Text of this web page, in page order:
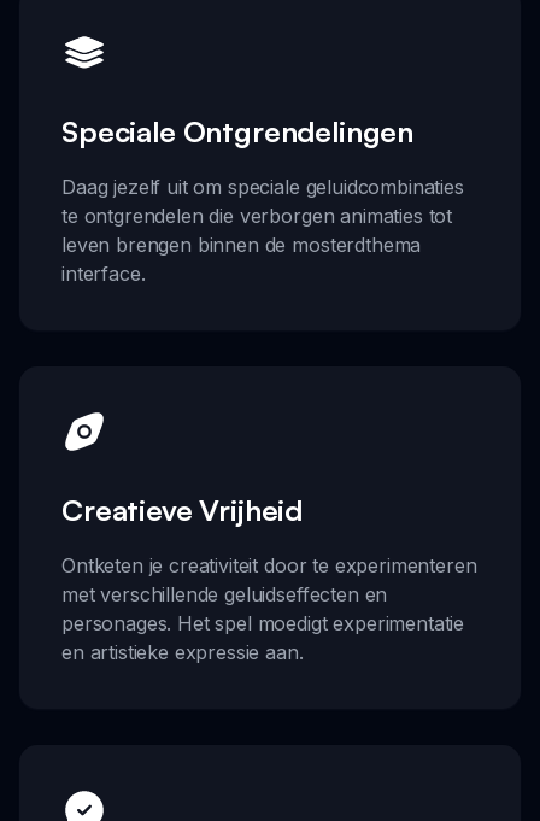
Speciale Ontgrendelingen
Daag jezelf uit om speciale geluidcombinaties
te ontgrendelen die verborgen animaties tot
leven brengen binnen de mosterdthema
interface.
Creatieve Vrijheid
Ontketen je creativiteit door te experimenteren
met verschillende geluidseffecten en
personages. Het spel moedigt experimentatie
en artistieke expressie aan.